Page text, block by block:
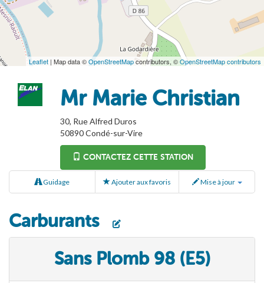
Leaflet | Map data ©OpenStreetMapcontributors, ©OpenStreetMap contributors
Mr Marie Christian
30, Rue Alfred Duros
50890Condé-sur-Vire
CONTACTEZ CETTE STATION
Guidage Ajouter aux favoris Mise à jour
Carburants
Sans Plomb 98 (E5)